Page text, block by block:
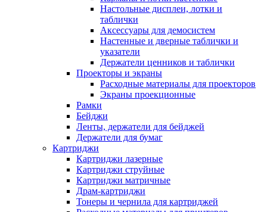
Настольные дисплеи, лотки и
таблички
Аксессуары для демосистем
Настенные и дверные таблички и
указатели
Держатели ценников и таблички
Проекторы и экраны
Расходные материалы для проекторов
Экраны проекционные
Рамки
Бейджи
Ленты, держатели для бейджей
Держатели для бумаг
Картриджи
Картриджи лазерные
Картриджи струйные
Картриджи матричные
Драм-картриджи
Тонеры и чернила для картриджей